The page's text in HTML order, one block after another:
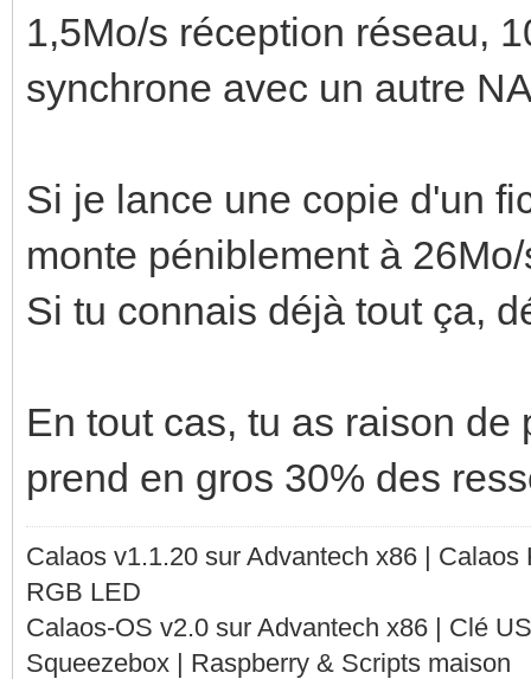
1,5Mo/s réception réseau,
synchrone avec un autre
Si je lance une copie d'un
monte péniblement à
Si tu connais déjà tout ça,
En tout cas, tu as raison
prend en gros 30% des
Calaos v1.1.20 sur Advantech x86 |
RGB LED
Calaos-OS v2.0 sur Advantech x86 | Clé
Squeezebox | Raspberry & Scripts maison